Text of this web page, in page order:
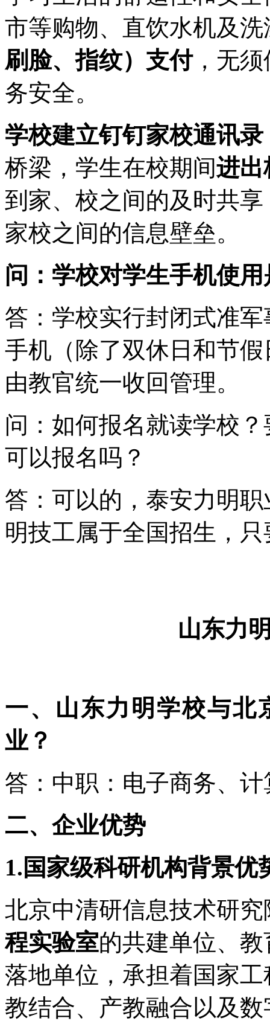
市等购物、直饮水机及
刷脸、指纹）支付，无须
务安全。
学校建立钉钉家校通讯录
桥梁，学生在校期间进出
到家、校之间的及时共
家校之间的信息壁垒。
问：学校对学生手机使
答：学校实行封闭式准
手机（除了双休日和节
由教官统一收回管理。
问：如何报名就读学校
可以报名吗？
答：可以的，泰安力明
明技工属于全国招生，
山东力
一、山东力明学校与北
业？
答：中职：电子商务、
二、企业优势
1.国家级科研机构背景优
北京中清研信息技术研究
程实验室的共建单位、
落地单位，承担着国家
教结合、产教融合以及